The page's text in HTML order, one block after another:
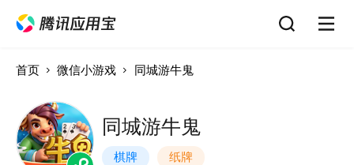
首页 微信小游戏 同城游牛鬼
同城游牛鬼
棋牌 纸牌